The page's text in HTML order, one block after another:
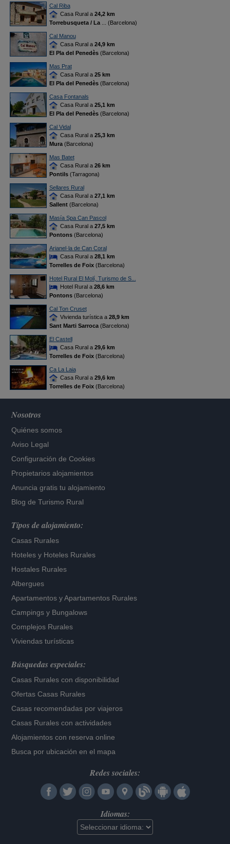
Cal Riba
Casa Rural a 24,2 km
Torrebusqueta / La
... (Barcelona)
Cal Manou
Casa Rural a 24,9 km
El Pla del Penedès(Barcelona)
Mas Prat
Casa Rural a 25 km
El Pla del Penedès(Barcelona)
Casa Fontanals
Casa Rural a 25,1 km
El Pla del Penedès(Barcelona)
Cal Vidal
Casa Rural a 25,3 km
Mura(Barcelona)
Mas Batet
Casa Rural a 26 km
Pontils(Tarragona)
Sellares Rural
Casa Rural a 27,1 km
Sallent(Barcelona)
Masía Spa Can Pascol
Casa Rural a 27,5 km
Pontons(Barcelona)
Arianel·la de Can Coral
Casa Rural a 28,1 km
Torrelles de Foix(Barcelona)
Hotel Rural El Molí, Turismo de S...
Hotel Rural a 28,6 km
Pontons(Barcelona)
Cal Ton Cruset
Vivienda turística a 28,9 km
Sant Marti Sarroca(Barcelona)
El Castell
Casa Rural a 29,6 km
Torrelles de Foix(Barcelona)
Ca La Laia
Casa Rural a 29,6 km
Torrelles de Foix(Barcelona)
Nosotros
Quiénes somos
Aviso Legal
Configuración de Cookies
Propietarios alojamientos
Anuncia gratis tu alojamiento
Blog de Turismo Rural
Tipos de alojamiento:
Casas Rurales
Hoteles y Hoteles Rurales
Hostales Rurales
Albergues
Apartamentos yApartamentos Rurales
Campings y Bungalows
Complejos Rurales
Viviendas turísticas
Búsquedas especiales:
Casas Rurales con disponibilidad
Ofertas Casas Rurales
Casas recomendadas por viajeros
Casas Rurales con actividades
Alojamientos con reserva online
Busca por ubicación en el mapa
Redes sociales:
Idiomas: